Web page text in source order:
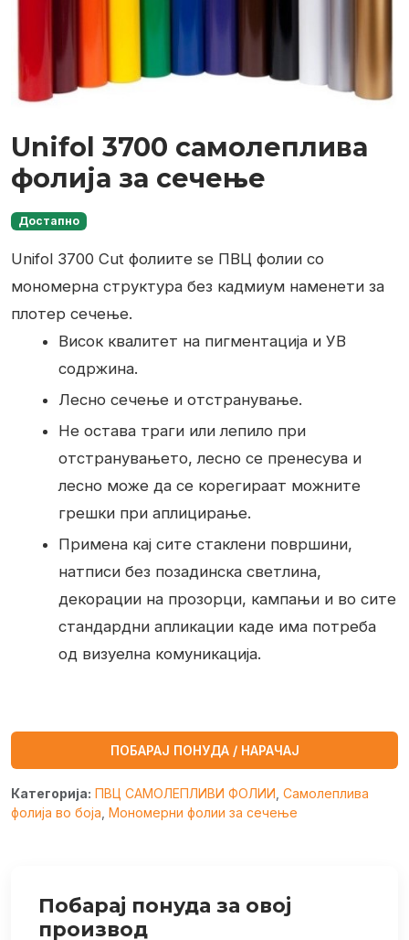
Unifol 3700 самолеплива
фолија за сечење
Достапно
Unifol 3700 Cut фолиите se ПВЦ фолии со
мономерна структура без кадмиум наменети за
плотер сечење.
Висок квалитет на пигментација и УВ
содржина.
Лесно сечење и отстранување.
Не остава траги или лепило при
отстранувањето, лесно се пренесува и
лесно може да се корегираат можните
грешки при аплицирање.
Примена кај сите стаклени површини,
натписи без позадинска светлина,
декорации на прозорци, кампањи и во сите
стандардни апликации каде има потреба
од визуелна комуникација.
ПОБАРАЈ ПОНУДА / НАРАЧАЈ
Категорија: ПВЦ САМОЛЕПЛИВИ ФОЛИИ Самолеплива
фолија во боја Мономерни фолии за сечење
Побарај понуда за овој
производ